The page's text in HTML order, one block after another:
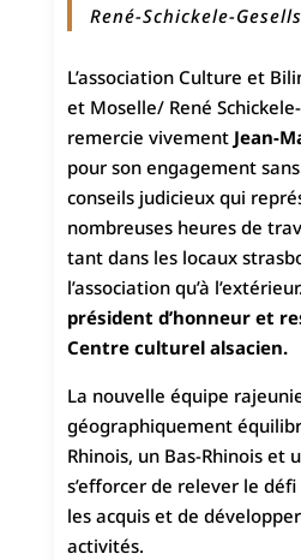
René-Schickele-
L’association Culture et
et Moselle/ René
remercie vivementJean-
pour son engagement
conseils judicieux qui
nombreuses heures de
tant dans les locaux
l’association qu’à l’extérieur.
président d’honneur et
Centre culturel alsacien.
La nouvelle équipe
géographiquement
Rhinois, un Bas-Rhinois et
s’efforcer de relever le
les acquis et de
activités.